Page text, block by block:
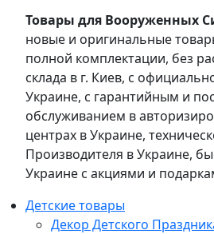
Товары для Вооруженных
новые и оригинальные
полной комплектации, без
склада в г. Киев, с
Украине, с гарантийным и
обслуживанием в
центрах в Украине,
Производителя в Украине,
Украине с акциями и
Детские товары
Декор Детского